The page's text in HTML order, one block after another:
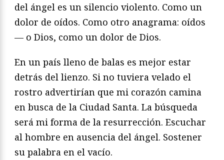
del ángel es un silencio violento. Como un
dolor de oídos. Como otro anagrama: oídos
— o Dios, como un dolor de Dios.
En un país lleno de balas es mejor estar
detrás del lienzo. Si no tuviera velado el
rostro advertirían que mi corazón camina
en busca de la Ciudad Santa. La búsqueda
será mi forma de la resurrección. Escuchar
al hombre en ausencia del ángel. Sostener
su palabra en el vacío.